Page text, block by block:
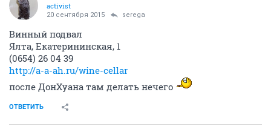
activist
20 сентября 2015 serega
Винный подвал
Ялта, Екатерининская, 1
(0654) 26 04 39
http://a-a-ah.ru/wine-cellar
после ДонХуана там делать нечего
ОТВЕТИТЬ